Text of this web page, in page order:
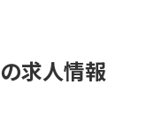
の求人情報